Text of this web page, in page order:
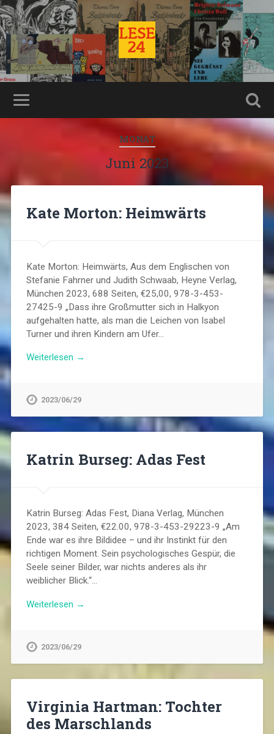
MONAT
Juni 2023
Kate Morton: Heimwärts
Kate Morton: Heimwärts, Aus dem Englischen von
Stefanie Fahrner und Judith Schwaab, Heyne Verlag,
München 2023, 688 Seiten, €25,00, 978-3-453-
27425-9 „Dass ihre Großmutter sich in Halkyon
aufgehalten hatte, als man die Leichen von Isabel
Turner und ihren Kindern am Ufer…
Weiterlesen →
2023/06/29
Katrin Burseg: Adas Fest
Katrin Burseg: Adas Fest, Diana Verlag, München
2023, 384 Seiten, €22.00, 978-3-453-29223-9 „Am
Ende war es ihre Bildidee – und ihr Instinkt für den
richtigen Moment. Sein psychologisches Gespür, die
Seele seiner Bilder, war nichts anderes als ihr
weiblicher Blick.“…
Weiterlesen →
2023/06/29
Virginia Hartman: Tochter
des Marschlands